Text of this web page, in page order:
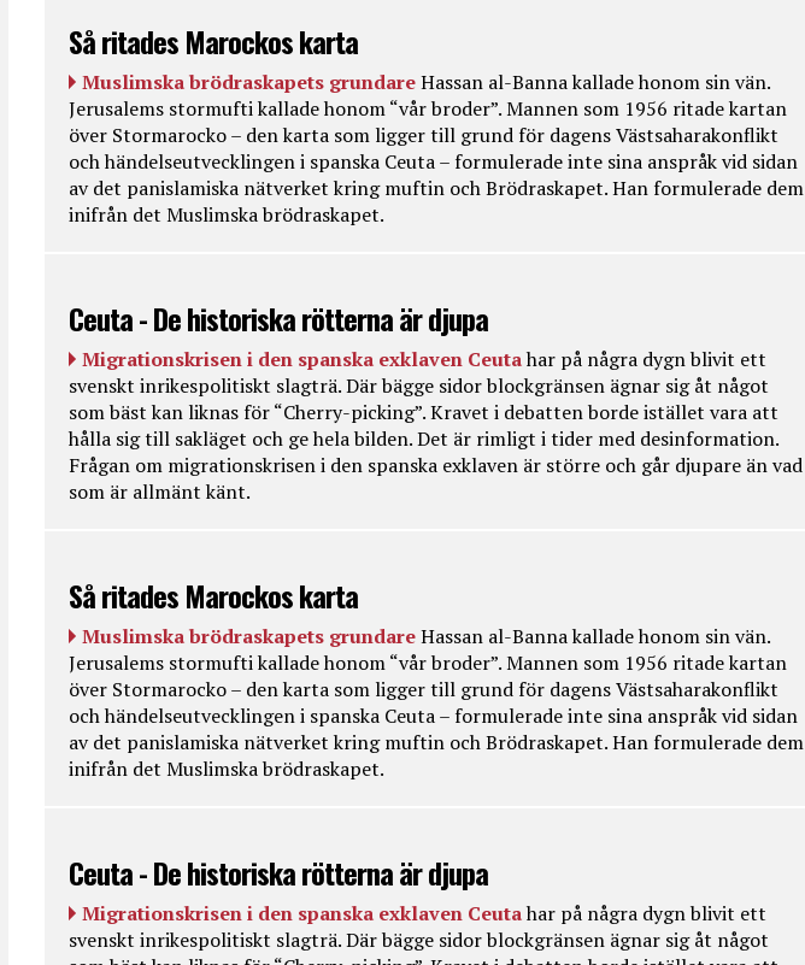
Så ritades Marockos karta
Muslimska brödraskapets grundareHassan al-Banna kallade honom sin vän.
Jerusalems stormufti kallade honom “vår broder”. Mannen som 1956 ritade kartan
över Stormarocko – den karta som ligger till grund för dagens Västsaharakonflikt
och händelseutvecklingen i spanska Ceuta – formulerade inte sina anspråk vid sidan
av det panislamiska nätverket kring muftin och Brödraskapet. Han formulerade dem
inifrån det Muslimska brödraskapet.
Ceuta - De historiska rötterna är djupa
Migrationskrisen i den spanska exklaven Ceutahar på några dygn blivit ett
svenskt inrikespolitiskt slagträ. Där bägge sidor blockgränsen ägnar sig åt något
som bäst kan liknas för “Cherry-picking”. Kravet i debatten borde istället vara att
hålla sig till sakläget och ge hela bilden. Det är rimligt i tider med desinformation.
Frågan om migrationskrisen i den spanska exklaven är större och går djupare än vad
som är allmänt känt.
Så ritades Marockos karta
Muslimska brödraskapets grundareHassan al-Banna kallade honom sin vän.
Jerusalems stormufti kallade honom “vår broder”. Mannen som 1956 ritade kartan
över Stormarocko – den karta som ligger till grund för dagens Västsaharakonflikt
och händelseutvecklingen i spanska Ceuta – formulerade inte sina anspråk vid sidan
av det panislamiska nätverket kring muftin och Brödraskapet. Han formulerade dem
inifrån det Muslimska brödraskapet.
Ceuta - De historiska rötterna är djupa
Migrationskrisen i den spanska exklaven Ceutahar på några dygn blivit ett
svenskt inrikespolitiskt slagträ. Där bägge sidor blockgränsen ägnar sig åt något